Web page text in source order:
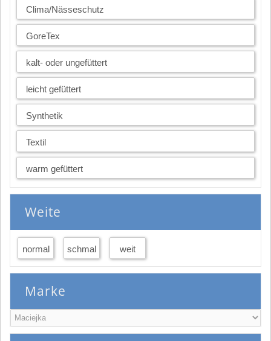
Clima/Nässeschutz
GoreTex
kalt- oder ungefüttert
leicht gefüttert
Synthetik
Textil
warm gefüttert
Weite
normal schmal weit
Marke